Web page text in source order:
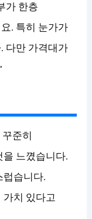
가 한층
. 특히 눈가가
다만 가격대가
준히
느꼈습니다.
럽습니다.
가치 있다고